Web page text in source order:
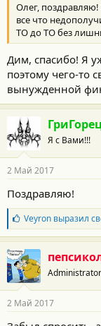
Олег, поздравляю!
все что
ТО до ТО без
Дим, спасибо! Я
поэтому чего-то
вынужденной
Я с Вами!!!
2 Май 2017
Поздравляю!
Б
л
а
г
о
д
а
н
о
Veyronвыразил
Administrator
2 Май 2017